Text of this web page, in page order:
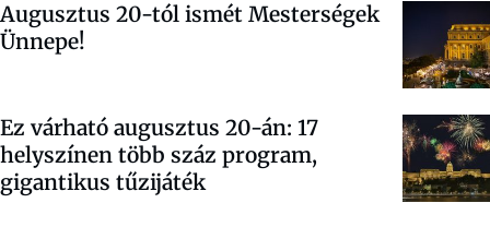
Augusztus 20-tól ismét Mesterségek
Ünnepe!
Ez várható augusztus 20-án: 17
helyszínen több száz program,
gigantikus tűzijáték